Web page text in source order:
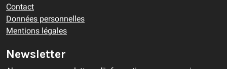
Contact
Données personnelles
Mentions légales
Newsletter